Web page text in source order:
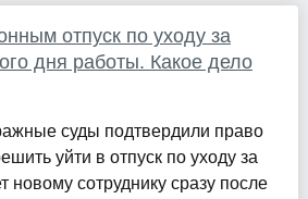
отпуск по уходу за
дня работы. Какое дело
суды подтвердили право
уйти в отпуск по уходу за
новому сотруднику сразу после